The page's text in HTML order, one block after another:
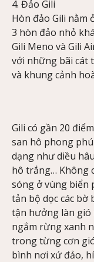
4. Đảo Gili
Hòn đảo Gili nằm
3 hòn đảo nhỏ
Gili Meno và Gili
với những bãi cát
và khung cảnh
Gili có gần 20
san hô phong
dạng như diều
hô trắng… Không
sóng ở vùng biển
tản bộ dọc các bờ
tận hưởng làn gió
ngắm rừng xanh
trong từng cơn
bình nơi xứ đảo,